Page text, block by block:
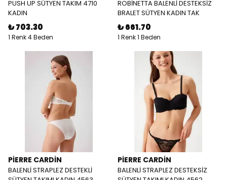
PUSH UP SÜTYEN TAKIM 4710
KADIN
₺ 703.30
1 Renk 4 Beden
ROBİNETTA BALENLİ DESTEKSİZ
BRALET SÜTYEN KADIN TAK
₺ 661.70
1 Renk 1 Beden
PİERRE CARDİN
BALENLİ STRAPLEZ DESTEKLİ
PİERRE CARDİN
BALENLİ STRAPLEZ DESTEKSİZ